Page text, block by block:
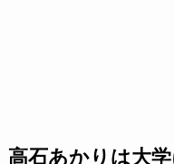
高石あかりは大